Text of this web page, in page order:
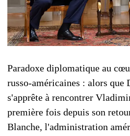
Paradoxe diplomatique au
russo-américaines : alors que
s'apprête à rencontrer
première fois depuis son
Blanche, l'administration